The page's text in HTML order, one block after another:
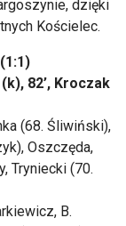
dzięki
Kościelec.
(k), 82’, Kroczak
(68. Śliwiński),
Oszczęda,
Tryniecki (70.
B.